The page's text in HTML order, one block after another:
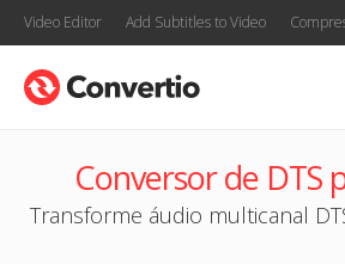
Video Editor Add Subtitles to Video
Conversor de DTS
Transforme áudio multicanal